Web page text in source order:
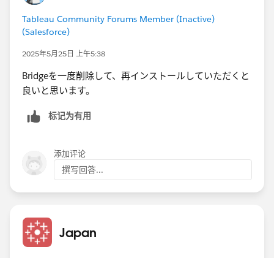
Tableau Community Forums Member (Inactive)
(Salesforce)
2025年5月25日 上午5:38
Bridgeを一度削除して、再インストールしていただくと
良いと思います。
标记为有用
添加评论
撰写回答...
Japan